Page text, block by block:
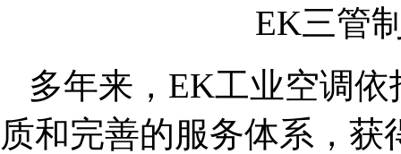
EK三管
多年来，EK工业空调
质和完善的服务体系，